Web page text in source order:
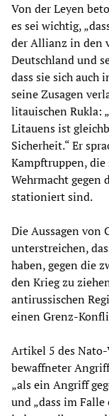
Von der Leyen
es sei wichtig,
der Allianz in den
Deutschland und
dass sie sich auch
seine Zusagen
litauischen Rukla:
Litauens ist
Sicherheit.“ Er
Kampftruppen,
Wehrmacht
stationiert sind.
Die Aussagen von
unterstreichen,
haben, gegen die
den Krieg zu
antirussischen
einen Grenz-
Artikel 5 des Nato-
bewaffneter
„als ein Angriff
und „dass im